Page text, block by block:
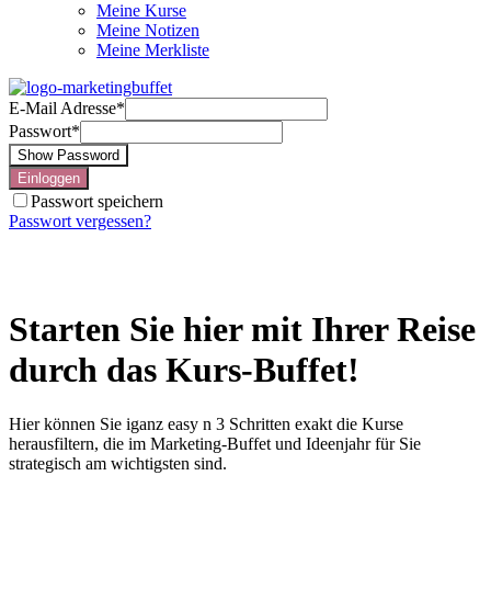
Meine Kurse
Meine Notizen
Meine Merkliste
E-Mail Adresse*
Passwort*
Show Password
Einloggen
Passwort speichern
Passwort vergessen?
Starten Sie hier mit Ihrer Reise
durch das Kurs-Buffet!
Hier können Sie iganz easy n 3 Schritten exakt die Kurse
herausfiltern, die im Marketing-Buffet und Ideenjahr für Sie
strategisch am wichtigsten sind.